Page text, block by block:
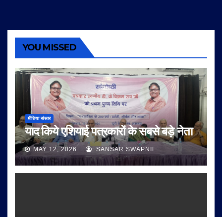
YOU MISSED
मीडिया संसार
याद किये एशियाई पत्रकारों के सबसे बड़े नेता
MAY 12, 2026 SANSAR SWAPNIL